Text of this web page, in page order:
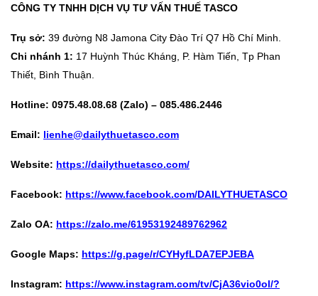
CÔNG TY TNHH DỊCH VỤ TƯ VẤN THUẾ TASCO
Trụ sở: 39 đường N8 Jamona City Đào Trí Q7 Hồ Chí Minh.
Chi nhánh 1: 17 Huỳnh Thúc Kháng, P. Hàm Tiến, Tp Phan
Thiết, Bình Thuận.
Hotline: 0975.48.08.68 (Zalo) – 085.486.2446
Email: lienhe@dailythuetasco.com
Website: https://dailythuetasco.com/
Facebook: https://www.facebook.com/DAILYTHUETASCO
Zalo OA: https://zalo.me/61953192489762962
Google Maps: https://g.page/r/CYHyfLDA7EPJEBA
Instagram: https://www.instagram.com/tv/CjA36vio0ol/?